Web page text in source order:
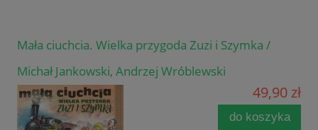
Mała ciuchcia. Wielka przygoda Zuzi i Szymka /
Michał Jankowski, Andrzej Wróblewski
49,90 zł
do koszyka